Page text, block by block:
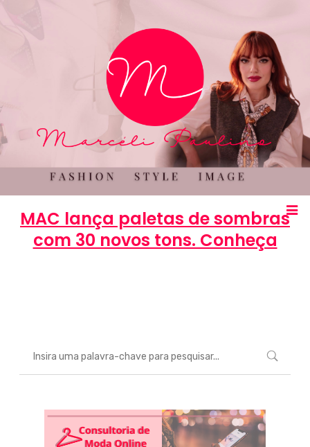
MAC lança paletas de sombras
com 30 novos tons. Conheça